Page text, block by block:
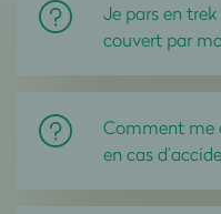
Je pars en
couvert par
Comment me
en cas